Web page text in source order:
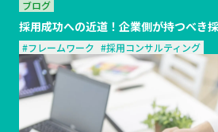
ブログ
採用成功への近道！企業側が持つべき
#フレームワーク #採用コンサルティング